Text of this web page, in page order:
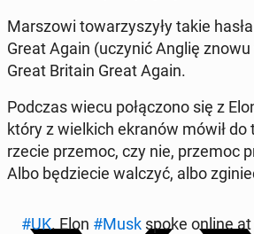
Mar­szo­wi to­wa­rzy­szy­ły takie
Great Again (uczynić Anglię
Great Britain Great Again.
Podczas wiecu po­łą­czo­no się z
który z wiel­kich ekranów mówił do
rze­cie przemoc, czy nie, przemoc
Albo bę­dzie­cie walczyć, albo
#UK. Elon #Musk spoke online